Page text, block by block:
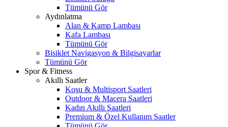
Tümünü Gör
Aydınlatma
Alan & Kamp Lambası
Kafa Lambası
Tümünü Gör
Bisiklet Navigasyon & Bilgisayarlar
Tümünü Gör
Spor & Fitness
Akıllı Saatler
Koşu & Multisport Saatleri
Outdoor & Macera Saatleri
Kadın Akıllı Saatleri
Premium & Özel Kullanım Saatler